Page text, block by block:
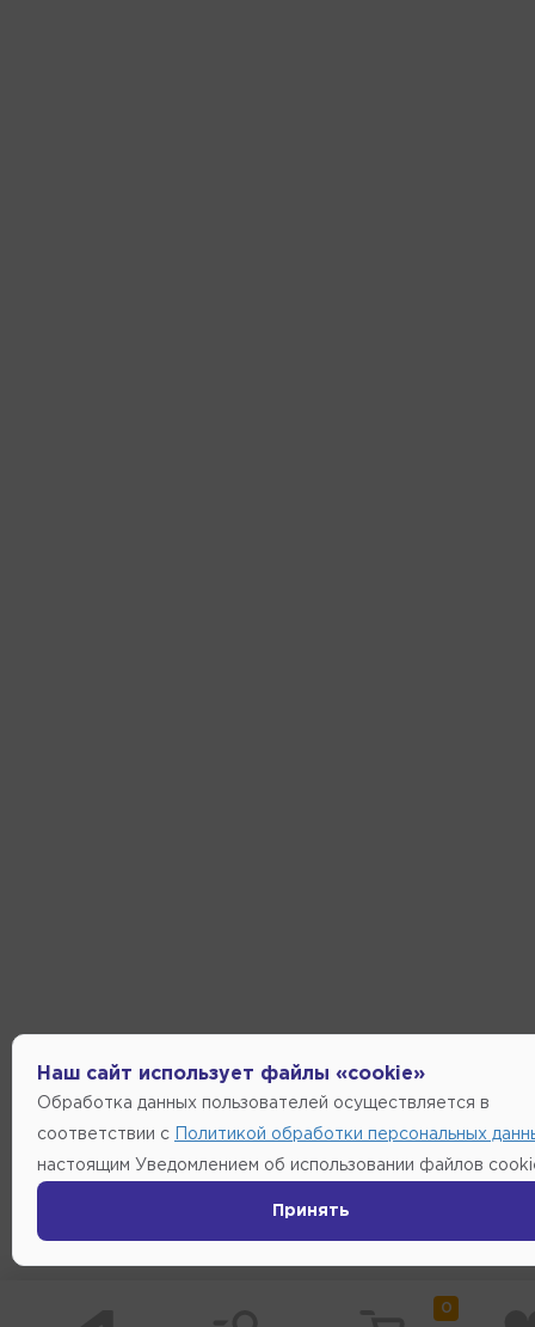
0
Наш сайт использует файлы «cookie»
Обработка данных пользователей осуществляется в
соответствии с Политикой обработки персональных
настоящим Уведомлением об использовании файлов
Принять